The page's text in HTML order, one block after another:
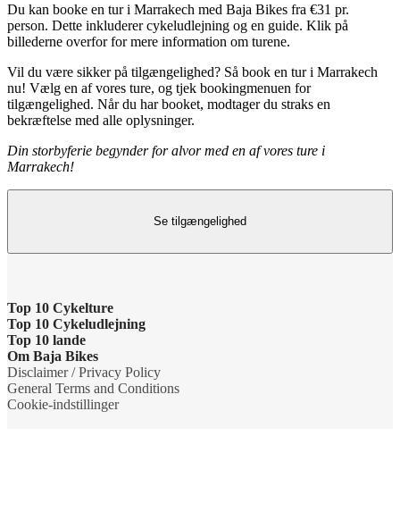
Du kan booke en tur i Marrakech med Baja Bikes fra €31 pr.
person. Dette inkluderer cykeludlejning og en guide. Klik på
billederne overfor for mere information om turene.
Vil du være sikker på tilgængelighed? Så book en tur i Marrakech
nu! Vælg en af vores ture, og tjek bookingmenuen for
tilgængelighed. Når du har booket, modtager du straks en
bekræftelse med alle oplysninger.
Din storbyferie begynder for alvor med en af vores ture i
Marrakech!
Se tilgængelighed
Top 10 Cykelture
Cykeltur i Barcelona: højdepunkterne
Cykeltur i Berlin: højdepunkterne
Tur til Paris: højdepunkter
Top 10 Cykeludlejning
Barcelona Cykeludlejning
Berlin Cykeludlejning
Paris Cykeludlejning
Top 10 lande
Cykelture i Holland
Cykelture i Portugal
Om Baja Bikes
Kontakt os
Disclaimer / Privacy Policy
General Terms and Conditions
Cookie-indstillinger